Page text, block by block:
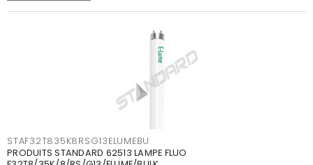
STAF32T835K8RSG13ELUMEBU
PRODUITS STANDARD 62513 LAMPE FLUO